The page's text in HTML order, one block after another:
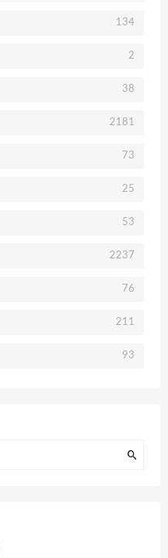
134
2
38
2181
73
25
53
2237
76
211
93